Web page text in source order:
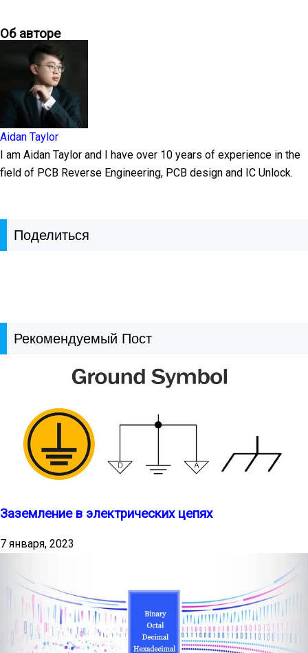
Об авторе
Aidan Taylor
I am Aidan Taylor and I have over 10 years of experience in the
field of PCB Reverse Engineering, PCB design and IC Unlock.
Поделиться
Рекомендуемый Пост
Заземление в электрических цепях
7 января, 2023